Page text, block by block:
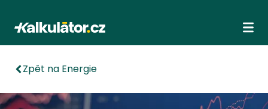
Kalkulátor.cz
Zpět na Energie